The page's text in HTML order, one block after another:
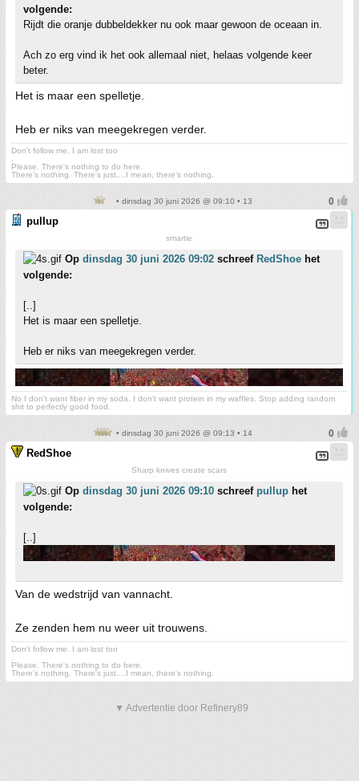
volgende:
Rijdt die oranje dubbeldekker nu ook maar gewoon de oceaan in.
Ach zo erg vind ik het ook allemaal niet, helaas volgende keer
beter.
Het is maar een spelletje.
Heb er niks van meegekregen verder.
Don't follow me. I am lost too
Please. There's nothing to do here.
There's nothing. There's just....I mean, there's nothing.
• dinsdag 30 juni 2026 @ 09:10 • 13
pullup
smartie
Op dinsdag 30 juni 2026 09:02 schreef RedShoe het
volgende:
[..]
Het is maar een spelletje.
Heb er niks van meegekregen verder.
No I don't want fiber in my soda. I don't want protein in my waffles. Stop adding random
shit to perfectly good food.
• dinsdag 30 juni 2026 @ 09:13 • 14
RedShoe
Sharp knives create scars
Op dinsdag 30 juni 2026 09:10 schreef pullup het
volgende:
[..]
Van de wedstrijd van vannacht.
Ze zenden hem nu weer uit trouwens.
Don't follow me. I am lost too
Please. There's nothing to do here.
There's nothing. There's just....I mean, there's nothing.
▼ Advertentie door Refinery89